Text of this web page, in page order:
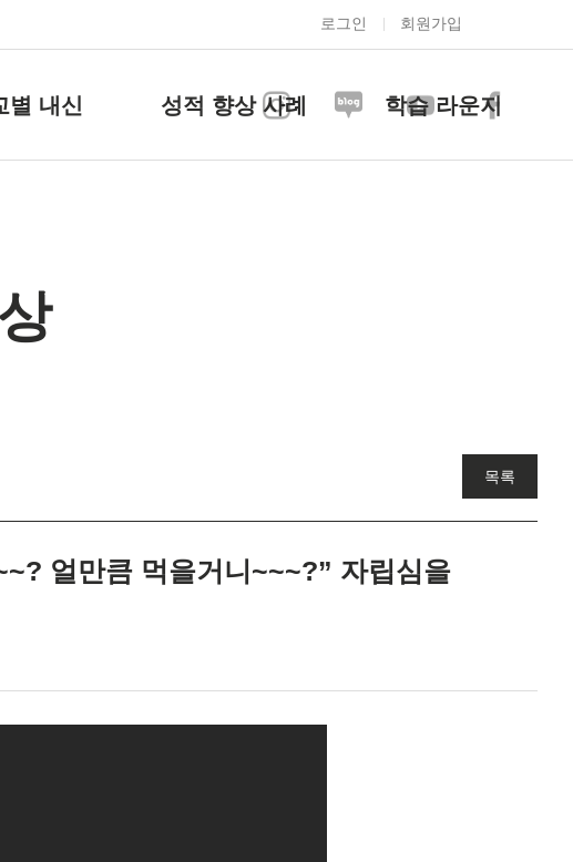
로그인 회원가입
별 내신 성적 향상 사례 학습 라운지
목록
얼만큼 먹을거니~~~?” 자립심을